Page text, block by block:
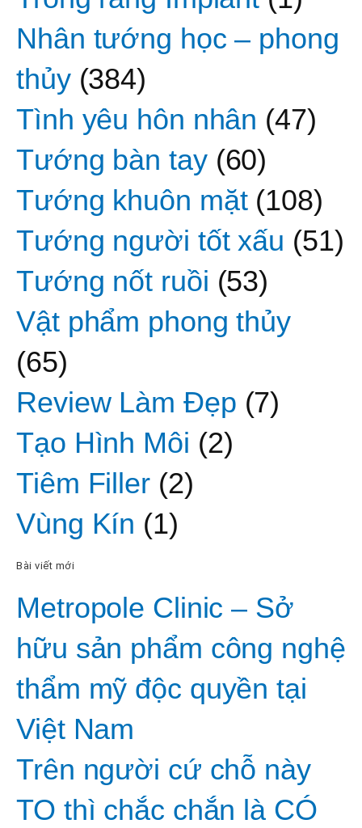
Nhân tướng học – phong
thủy(384)
Tình yêu hôn nhân (47)
Tướng bàn tay(60)
Tướng khuôn mặt(108)
Tướng người tốt xấu (51)
Tướng nốt ruồi (53)
Vật phẩm phong thủy
(65)
Review Làm Đẹp (7)
Tạo Hình Môi (2)
Tiêm Filler(2)
Vùng Kín (1)
Bài viết mới
Metropole Clinic – Sở
hữu sản phẩm công nghệ
thẩm mỹ độc quyền tại
Việt Nam
Trên người cứ chỗ này
TO thì chắc chắn là CÓ